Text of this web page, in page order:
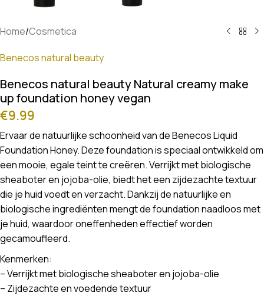
Home/Cosmetica
Benecos natural beauty
Benecos natural beauty Natural creamy make
up foundation honey vegan
€9.99
Ervaar de natuurlijke schoonheid van de Benecos Liquid
Foundation Honey. Deze foundation is speciaal ontwikkeld om
een mooie, egale teint te creëren. Verrijkt met biologische
sheaboter en jojoba-olie, biedt het een zijdezachte textuur
die je huid voedt en verzacht. Dankzij de natuurlijke en
biologische ingrediënten mengt de foundation naadloos met
je huid, waardoor oneffenheden effectief worden
gecamoufleerd.
Kenmerken:
– Verrijkt met biologische sheaboter en jojoba-olie
– Zijdezachte en voedende textuur